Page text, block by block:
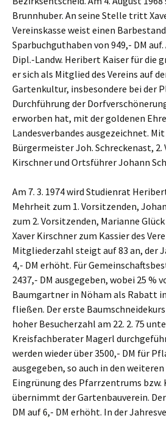
Brunnhuber. An seine Stelle tritt
Vereinskasse weist einen
Sparbuchguthaben von 949,- DM auf.
Dipl.-Landw. Heribert Kaiser für die
er sich als Mitglied des Vereins auf
Gartenkultur, insbesondere bei der
Durchführung der
erworben hat, mit der goldenen
Landesverbandes ausgezeichnet.
Bürgermeister Joh. Schreckenast, 2.
Kirschner und Ortsführer Johann
Am 7. 3. 1974 wird Studienrat
Mehrheit zum 1. Vorsitzenden,
zum 2. Vorsitzenden, Marianne
Xaver Kirschner zum Kassier des
Mitgliederzahl steigt auf 83 an, der
4,- DM erhöht. Für
2437,- DM ausgegeben, wobei 25 %
Baumgartner in Nöham als Rabatt
fließen. Der erste
hoher Besucherzahl am 22. 2. 75
Kreisfachberater Magerl
werden wieder über 3500,- DM für
ausgegeben, so auch in den weiteren
Eingrünung des Pfarrzentrums bzw.
übernimmt der Gartenbauverein.
DM auf 6,- DM erhöht. In der